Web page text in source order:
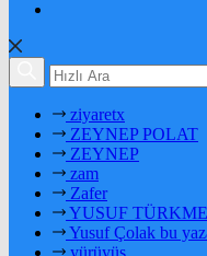
ziyaretx
ZEYNEP POLAT
ZEYNEP
zam
Zafer
YUSUF
Yusuf Çolak bu
yürüyüş